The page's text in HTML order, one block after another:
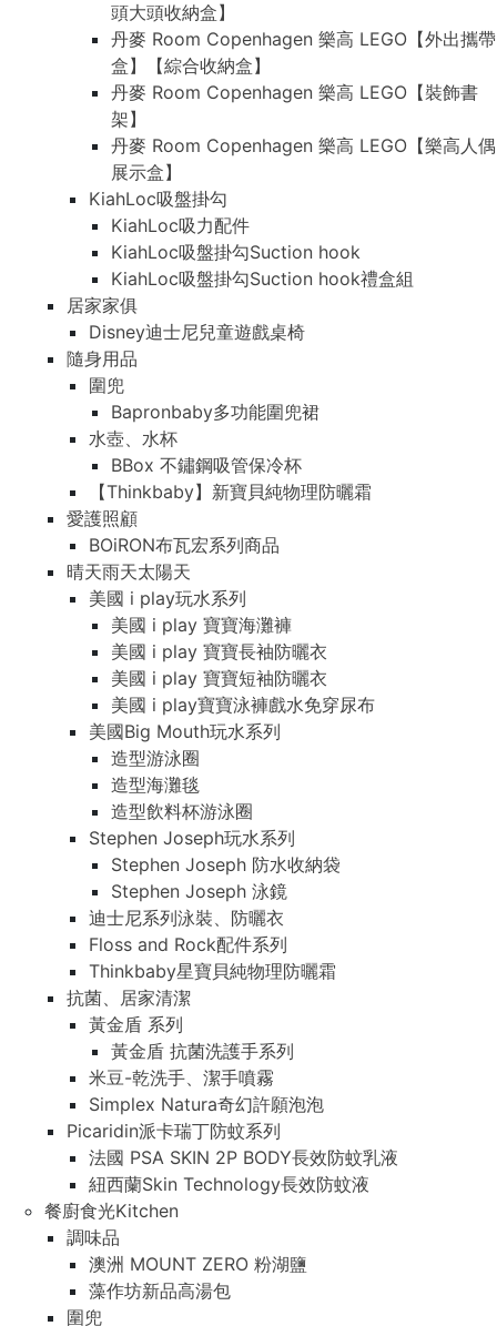
頭大頭收納盒】
丹麥 Room Copenhagen 樂高 LEGO【外出攜帶
盒】【綜合收納盒】
丹麥 Room Copenhagen 樂高 LEGO【裝飾書
架】
丹麥 Room Copenhagen 樂高 LEGO【樂高人偶
展示盒】
KiahLoc吸盤掛勾
KiahLoc吸力配件
KiahLoc吸盤掛勾Suction hook
KiahLoc吸盤掛勾Suction hook禮盒組
居家家俱
Disney迪士尼兒童遊戲桌椅
隨身用品
圍兜
Bapronbaby多功能圍兜裙
水壺、水杯
BBox 不鏽鋼吸管保冷杯
【Thinkbaby】新寶貝純物理防曬霜
愛護照顧
BOiRON布瓦宏系列商品
晴天雨天太陽天
美國 i play玩水系列
美國 i play 寶寶海灘褲
美國 i play 寶寶長袖防曬衣
美國 i play 寶寶短袖防曬衣
美國 i play寶寶泳褲戲水免穿尿布
美國Big Mouth玩水系列
造型游泳圈
造型海灘毯
造型飲料杯游泳圈
Stephen Joseph玩水系列
Stephen Joseph 防水收納袋
Stephen Joseph 泳鏡
迪士尼系列泳裝、防曬衣
Floss and Rock配件系列
Thinkbaby星寶貝純物理防曬霜
抗菌、居家清潔
黃金盾 系列
黃金盾 抗菌洗護手系列
米豆-乾洗手、潔手噴霧
Simplex Natura奇幻許願泡泡
Picaridin派卡瑞丁防蚊系列
法國 PSA SKIN 2P BODY長效防蚊乳液
紐西蘭Skin Technology長效防蚊液
餐廚食光Kitchen
調味品
澳洲 MOUNT ZERO 粉湖鹽
藻作坊新品高湯包
圍兜